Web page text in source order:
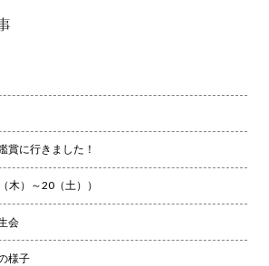
賞に行きました！
木）～20（土））
会
様子